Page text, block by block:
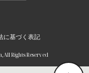
に基づく表記
Rights Reserved